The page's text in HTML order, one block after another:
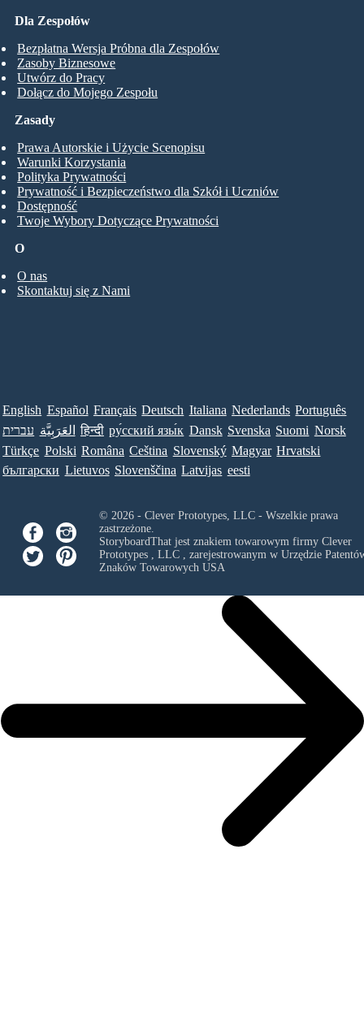
Dla Zespołów
Bezpłatna Wersja Próbna dla Zespołów
Zasoby Biznesowe
Utwórz do Pracy
Dołącz do Mojego Zespołu
O
O nas
Skontaktuj się z Nami
Zasady
Prawa Autorskie i Użycie Scenopisu
Warunki Korzystania
Polityka Prywatności
Prywatność i Bezpieczeństwo dla Szkół i Uczniów
Dostępność
Twoje Wybory Dotyczące Prywatności
English Español Français Deutsch Italiana Nederlands Português
עברית العَرَبِيَّة हिन्दी ру́сский язы́к Dansk Svenska Suomi Norsk
Türkçe Polski Româna Ceština Slovenský Magyar Hrvatski
български Lietuvos Slovenščina Latvijas eesti
© 2026 - Clever Prototypes, LLC - Wszelkie prawa
zastrzeżone.
StoryboardThat jest znakiem towarowym firmy Clever
Prototypes , LLC, zarejestrowanym w Urzędzie
Znaków Towarowych USA